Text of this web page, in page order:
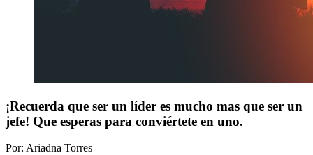
¡Recuerda que ser un líder es mucho mas que ser un
jefe! Que esperas para conviértete en uno.
Por: Ariadna Torres